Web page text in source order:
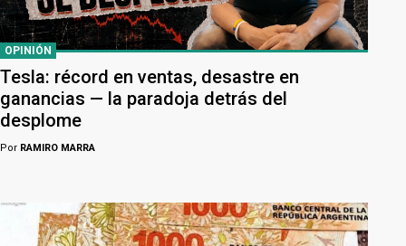
OPINIÓN
Tesla: récord en ventas, desastre en
ganancias — la paradoja detrás del
desplome
Por RAMIRO MARRA